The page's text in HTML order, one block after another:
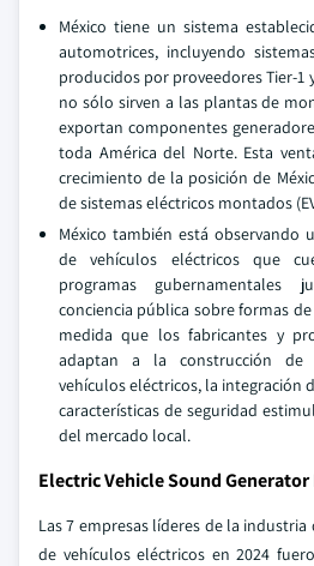
México tiene un sistema
automotrices, incluyendo
producidos por proveedores Tier-1
no sólo sirven a las plantas de
exportan componentes
toda América del Norte. Esta
crecimiento de la posición de
de sistemas eléctricos montados
México también está observando
de vehículos eléctricos que
programas
conciencia pública sobre formas
medida que los fabricantes y
adaptan a la construcción de
vehículos eléctricos, la integración
características de seguridad
del mercado local.
Electric Vehicle Sound
Las 7 empresas líderes de la
de vehículos eléctricos en 2024